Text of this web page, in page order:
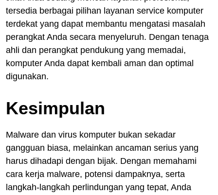
tersedia berbagai pilihan layanan service komputer
terdekat yang dapat membantu mengatasi masalah
perangkat Anda secara menyeluruh. Dengan tenaga
ahli dan perangkat pendukung yang memadai,
komputer Anda dapat kembali aman dan optimal
digunakan.
Kesimpulan
Malware dan virus komputer bukan sekadar
gangguan biasa, melainkan ancaman serius yang
harus dihadapi dengan bijak. Dengan memahami
cara kerja malware, potensi dampaknya, serta
langkah-langkah perlindungan yang tepat, Anda